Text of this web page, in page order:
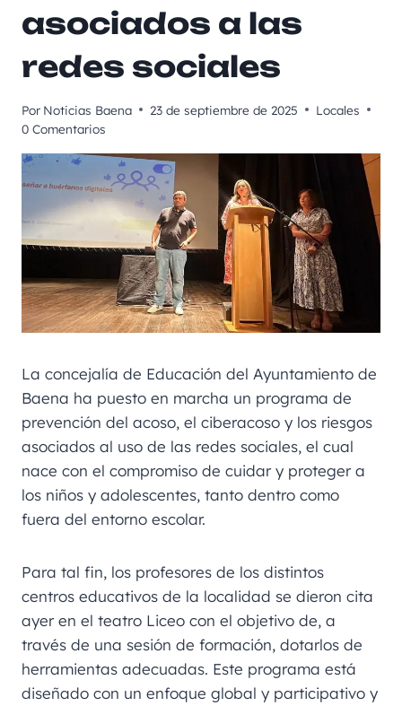
asociados a las
redes sociales
Por Noticias Baena 23 de septiembre de 2025
Locales
0 Comentarios
La concejalía de Educación del Ayuntamiento de
Baena ha puesto en marcha un programa de
prevención del acoso, el ciberacoso y los riesgos
asociados al uso de las redes sociales, el cual
nace con el compromiso de cuidar y proteger a
los niños y adolescentes, tanto dentro como
fuera del entorno escolar.
Para tal fin, los profesores de los distintos
centros educativos de la localidad se dieron cita
ayer en el teatro Liceo con el objetivo de, a
través de una sesión de formación, dotarlos de
herramientas adecuadas. Este programa está
diseñado con un enfoque global y participativo y